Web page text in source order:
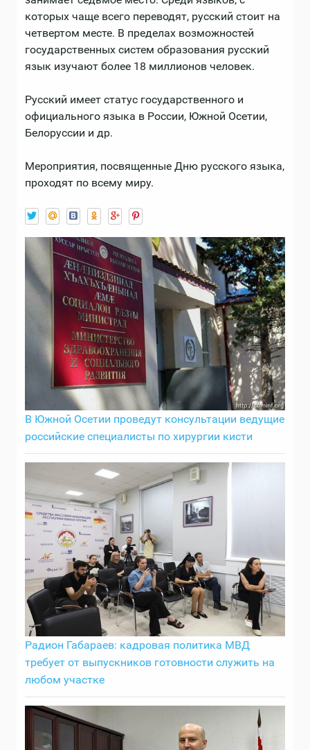
которых чаще всего переводят, русский стоит на
четвертом месте. В пределах возможностей
государственных систем образования русский
язык изучают более 18 миллионов человек.
Русский имеет статус государственного и
официального языка в России, Южной Осетии,
Белоруссии и др.
Мероприятия, посвященные Дню русского языка,
проходят по всему миру.
В Южной Осетии проведут консультации ведущие
российские специалисты по хирургии кисти
Радион Габараев: кадровая политика МВД
требует от выпускников готовности служить на
любом участке